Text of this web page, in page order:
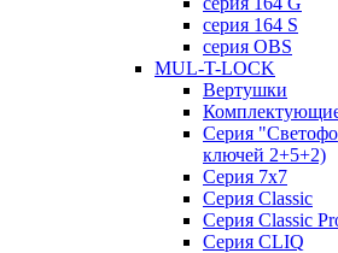
серия 164 S
серия OBS
MUL-T-LOCK
Вертушки
Серия
ключей 2+5+2)
Серия 7х7
Серия Classic
Серия Classic
Серия CLIQ